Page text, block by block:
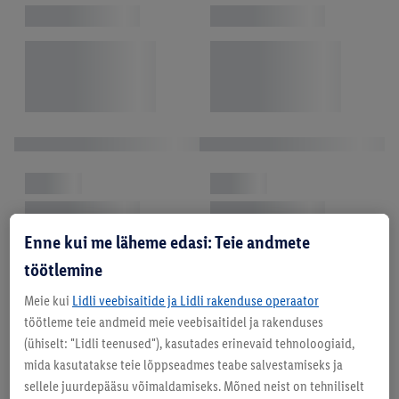
Enne kui me läheme edasi: Teie andmete
töötlemine
Meie kui Lidli veebisaitide ja Lidli rakenduse operaator
töötleme teie andmeid meie veebisaitidel ja rakenduses
(ühiselt: "Lidli teenused"), kasutades erinevaid tehnoloogiaid,
mida kasutatakse teie lõppseadmes teabe salvestamiseks ja
sellele juurdepääsu võimaldamiseks. Mõned neist on tehniliselt